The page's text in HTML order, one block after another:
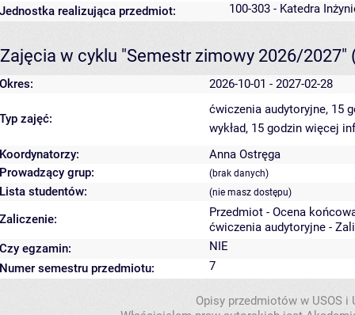
Jednostka realizująca przedmiot:
100-303 - Katedra
Zajęcia w cyklu "Semestr zimowy 2026/2027"
Okres: 2026-10-01 - 2027-02-28
Typ zajęć:
ćwiczenia audytoryjne, 15
wykład, 15 godzin więcej
Koordynatorzy:
Anna Ostręga
Prowadzący grup:
(brak danych)
Lista studentów: (nie masz dostępu)
Zaliczenie:
Przedmiot - Ocena
ćwiczenia audytoryjne -
Czy egzamin:
NIE
Numer semestru przedmiotu:
7
Opisy przedmiotów w USOS